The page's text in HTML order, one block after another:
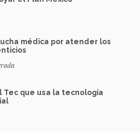
médica por atender los
Tec que usa la tecnología